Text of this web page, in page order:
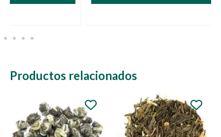
Productos relacionados